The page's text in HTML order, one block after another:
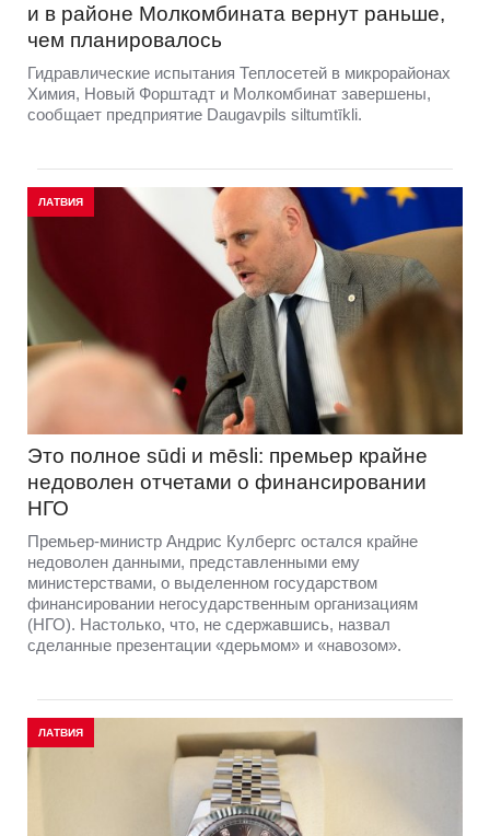
и в районе Молкомбината вернут раньше,
чем планировалось
Гидравлические испытания Теплосетей в микрорайонах
Химия, Новый Форштадт и Молкомбинат завершены,
сообщает предприятие Daugavpils siltumtīkli.
ЛАТВИЯ
Это полное sūdi и mēsli: премьер крайне
недоволен отчетами о финансировании
НГО
Премьер-министр Андрис Кулбергс остался крайне
недоволен данными, представленными ему
министерствами, о выделенном государством
финансировании негосударственным организациям
(НГО). Настолько, что, не сдержавшись, назвал
сделанные презентации «дерьмом» и «навозом».
ЛАТВИЯ